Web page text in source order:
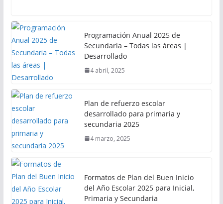
Programación Anual 2025 de
Secundaria – Todas las áreas |
Desarrollado
4 abril, 2025
Plan de refuerzo escolar
desarrollado para primaria y
secundaria 2025
4 marzo, 2025
Formatos de Plan del Buen Inicio
del Año Escolar 2025 para Inicial,
Primaria y Secundaria